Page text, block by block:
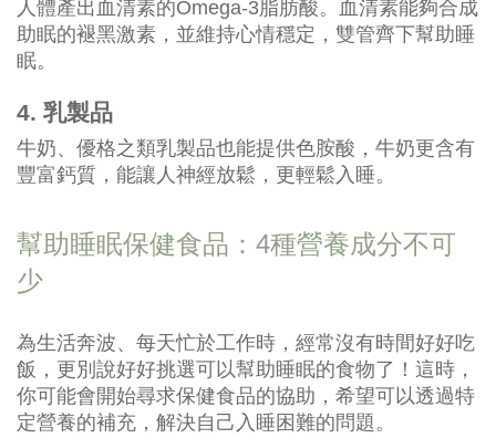
人體產出血清素的Omega-3脂肪酸。血清素能夠合成
助眠的褪黑激素，並維持心情穩定，雙管齊下幫助睡
眠。
4. 乳製品
牛奶、優格之類乳製品也能提供色胺酸，牛奶更含有
豐富鈣質，能讓人神經放鬆，更輕鬆入睡。
幫助睡眠保健食品：4種營養成分不可
少
為生活奔波、每天忙於工作時，經常沒有時間好好吃
飯，更別說好好挑選可以幫助睡眠的食物了！這時，
你可能會開始尋求保健食品的協助，希望可以透過特
定營養的補充，解決自己入睡困難的問題。